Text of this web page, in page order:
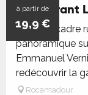
à partir de
19,9 €
Restaurant
Dans un cadre
panoramique
Emmanuel
redécouvrir la
Rocamadour